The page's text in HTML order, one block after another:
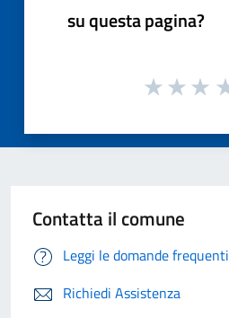
su questa pagina?
Contatta il comune
Leggi le domande frequenti
Richiedi Assistenza